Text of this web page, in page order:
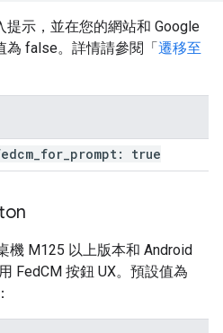
提示，並在您的網站和 Google
為 false。詳情請參閱「遷移至
for prompt: true
機 M125 以上版本和 Android
FedCM 按鈕 UX。預設值為